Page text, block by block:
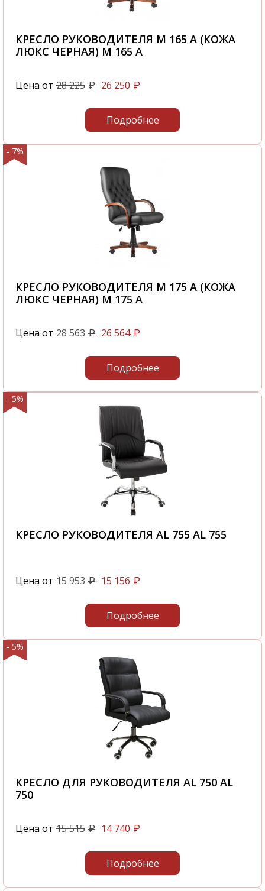
КРЕСЛО РУКОВОДИТЕЛЯ M 165 A (КОЖА
ЛЮКС ЧЕРНАЯ) M 165 A
Цена от 28 225 ₽ 26 250 ₽
Подробнее
- 7%
КРЕСЛО РУКОВОДИТЕЛЯ M 175 A (КОЖА
ЛЮКС ЧЕРНАЯ) M 175 A
Цена от 28 563 ₽ 26 564 ₽
Подробнее
- 5%
КРЕСЛО РУКОВОДИТЕЛЯ AL 755 AL 755
Цена от 15 953 ₽ 15 156 ₽
Подробнее
- 5%
КРЕСЛО ДЛЯ РУКОВОДИТЕЛЯ AL 750 AL
750
Цена от 15 515 ₽ 14 740 ₽
Подробнее